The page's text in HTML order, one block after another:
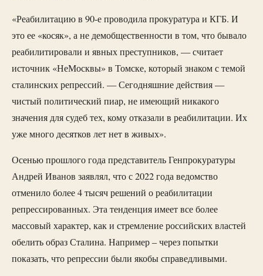
«Реабилитацию в 90-е проводила прокуратура и КГБ. И
это ее «косяк», а не демобщественности в том, что бывало
реабилитировали и явных преступников, — считает
источник «НеМосквы» в Томске, который знаком с темой
сталинских репрессий. — Сегодняшние действия —
чистый политический пиар, не имеющий никакого
значения для судеб тех, кому отказали в реабилитации. Их
уже много десятков лет нет в живых».
Осенью прошлого года представитель Генпрокуратуры
Андрей Иванов заявлял, что с 2022 года ведомство
отменило более 4 тысяч решений о реабилитации
репрессированных. Эта тенденция имеет все более
массовый характер, как и стремление российских властей
обелить образ Сталина. Например – через попытки
показать, что репрессии были якобы справедливыми.